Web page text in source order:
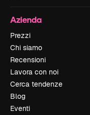
Azienda
Prezzi
Chi siamo
Recensioni
Lavora con noi
Cerca tendenze
Blog
Eventi